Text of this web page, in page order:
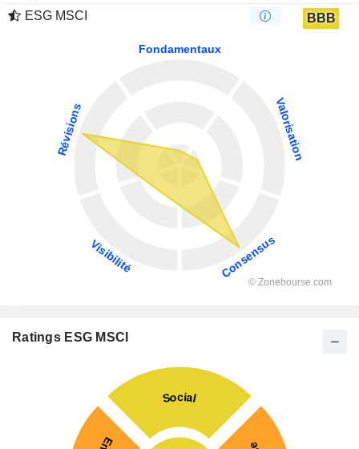
ESG MSCI
BBB
Ratings ESG MSCI